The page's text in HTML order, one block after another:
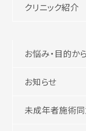
クリニック紹介
お悩み・目的か
お知らせ
未成年者施術